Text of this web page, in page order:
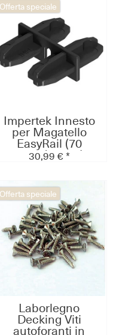
Offerta speciale
Impertek Innesto
per Magatello
EasyRail (70
pezzi/pacco)
30,99 € *
Offerta speciale
Laborlegno
Decking Viti
autoforanti in